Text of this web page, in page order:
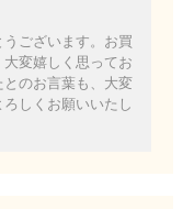
ございます。お買
変嬉しく思ってお
とのお言葉も、大変
しくお願いいたし